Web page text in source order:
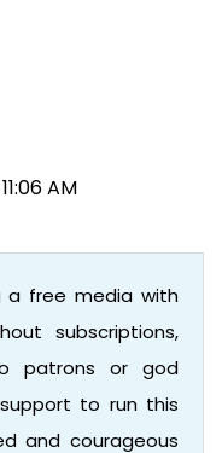
AM
a free media with
subscriptions,
patrons or god
to run this
and courageous